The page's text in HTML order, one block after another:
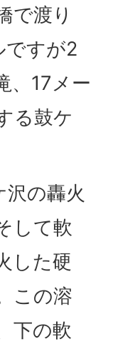
で渡り
ですが2
、17メー
る鼓ケ
の轟火
して軟
した硬
この溶
下の軟